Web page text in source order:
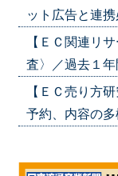
ット広告と連
【ＥＣ関連リ
査〉／過去１
【ＥＣ売り方
予約、内容の